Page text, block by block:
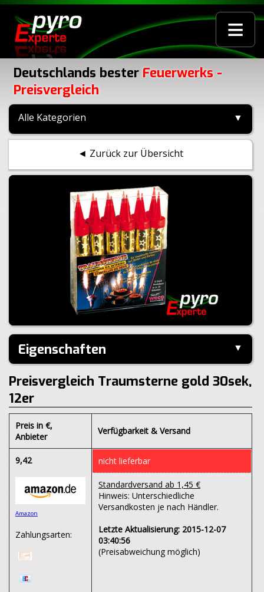
≡
Deutschlands bester Feuerwerks -
Preisvergleich
Alle Kategorien ▼
◄ Zurück zur Übersicht
Eigenschaften ▼
Hersteller:
Weco
Inhalt je Pack:
12 Stück
Brenndauer:
Inhalt je VE:
12 Stück
Klasse:
BAM:
BAM-PT1-0776
Preisvergleich Traumsterne gold 30sek,
12er
Preis in €,
Anbieter
Verfügbarkeit & Versand
9,42
Amazon
Zahlungsarten:
nicht lieferbar
Standardversand ab 1,45 €
Hinweis: Unterschiedliche
Versandkosten je nach Händler.
Letzte Aktualisierung: 2015-12-07
03:40:56
(Preisabweichung möglich)